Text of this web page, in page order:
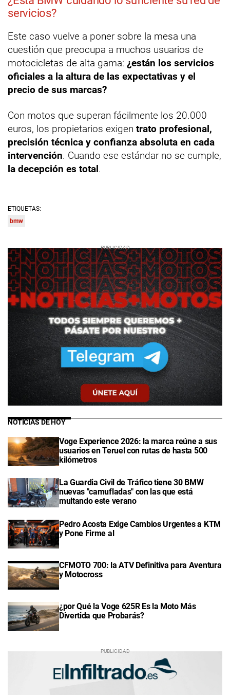
servicios?
Este caso vuelve a poner sobre la mesa una
cuestión que preocupa a muchos usuarios de
motocicletas de alta gama: ¿están los servicios
oficiales a la altura de las expectativas y el
precio de sus marcas?
Con motos que superan fácilmente los 20.000
euros, los propietarios exigen trato profesional,
precisión técnica y confianza absoluta en cada
intervención. Cuando ese estándar no se cumple,
la decepción es total.
ETIQUETAS:
bmw
NOTICIAS DE HOY
Voge Experience 2026: la marca reúne a sus
usuarios en Teruel con rutas de hasta 500
kilómetros
La Guardia Civil de Tráfico tiene 30 BMW
nuevas "camufladas" con las que está
multando este verano
Pedro Acosta Exige Cambios Urgentes a KTM
y Pone Firme al
CFMOTO 700: la ATV Definitiva para Aventura
y Motocross
¿por Qué la Voge 625R Es la Moto Más
Divertida que Probarás?